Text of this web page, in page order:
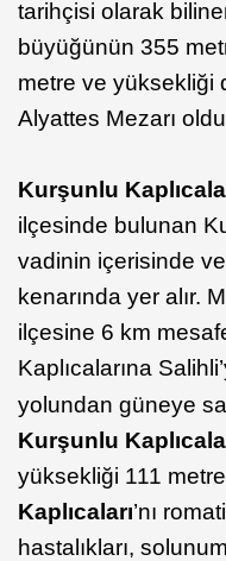
tarihçisi olarak
büyüğünün 355
metre ve yüksekliği
Alyattes Mezarı
Kurşunlu
ilçesinde bulunan
vadinin içerisinde
kenarında yer alır.
ilçesine 6 km
Kaplıcalarına
yolundan güneye
Kurşunlu
yüksekliği 111
Kaplıcaları’nı
hastalıkları,